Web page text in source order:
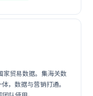
家贸易数据。集海关数
，数据与营销打通。